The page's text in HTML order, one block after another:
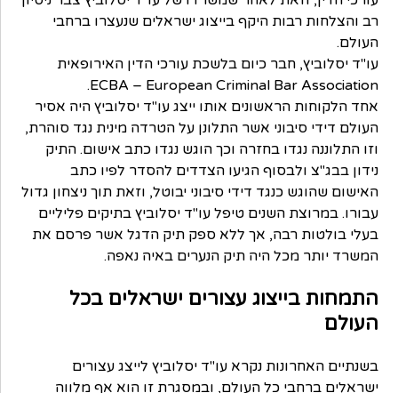
רב והצלחות רבות היקף בייצוג ישראלים שנעצרו ברחבי
העולם.
עו"ד יסלוביץ, חבר כיום בלשכת עורכי הדין האירופאית
ECBA – European Criminal Bar Association.
אחד הלקוחות הראשונים אותו ייצג עו"ד יסלוביץ היה אסיר
העולם דידי סיבוני אשר התלונן על הטרדה מינית נגד סוהרת,
וזו התלוננה נגדו בחזרה וכך הוגש נגדו כתב אישום. התיק
נידון בבג"צ ולבסוף הגיעו הצדדים להסדר לפיו כתב
האישום שהוגש כנגד דידי סיבוני יבוטל, וזאת תוך ניצחון גדול
עבורו. במרוצת השנים טיפל עו"ד יסלוביץ בתיקים פליליים
בעלי בולטות רבה, אך ללא ספק תיק הדגל אשר פרסם את
המשרד יותר מכל היה תיק הנערים באיה נאפה.
התמחות בייצוג עצורים ישראלים בכל
העולם
בשנתיים האחרונות נקרא עו"ד יסלוביץ לייצג עצורים
ישראלים ברחבי כל העולם, ובמסגרת זו הוא אף מלווה